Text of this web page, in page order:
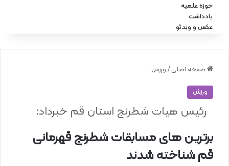
حوزه علمیه
یادداشت
عکس و ویدئو
صفحه اصلی / ورزش
ورزش
برترین های مسابقات شطرنج قهرمانی
قم شناخته شدند
رئیس هیات شطرنج استان قم خبرداد: